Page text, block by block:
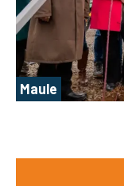
Maule